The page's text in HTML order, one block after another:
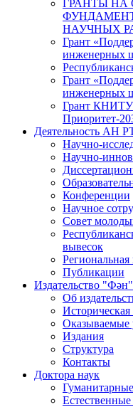
ГРАНТЫ НА
НАУЧНЫХ
Грант
инженерных
Грант
инженерных
Грант
Приоритет-
Деятельность АН
Научно-
Научно-
Конференции
Научное
Совет
вывесок
Публикации
Издательство "Фән"
Об
Историческая
Оказываемые
Издания
Структура
Контакты
Доктора наук